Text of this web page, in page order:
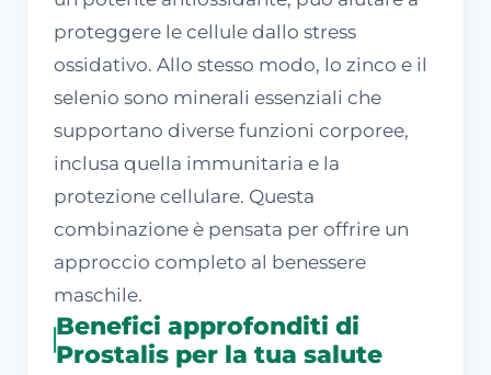
proteggere le cellule dallo stress
ossidativo. Allo stesso modo, lo zinco e il
selenio sono minerali essenziali che
supportano diverse funzioni corporee,
inclusa quella immunitaria e la
protezione cellulare. Questa
combinazione è pensata per offrire un
approccio completo al benessere
maschile.
Benefici approfonditi di
Prostalis per la tua salute